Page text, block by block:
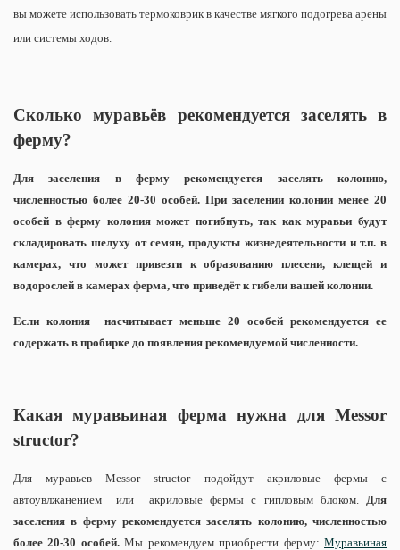
вы можете использовать термоковрик в качестве мягкого подогрева арены
или системы ходов.
Сколько муравьёв рекомендуется заселять в
ферму?
Для заселения в ферму рекомендуется заселять колонию,
численностью более 20-30 особей. При заселении колонии менее 20
особей в ферму колония может погибнуть, так как муравьи будут
складировать шелуху от семян, продукты жизнедеятельности и т.п. в
камерах, что может привезти к образованию плесени, клещей и
водорослей в камерах ферма, что приведёт к гибели вашей колонии.
Если колония насчитывает меньше 20 особей рекомендуется ее
содержать в пробирке до появления рекомендуемой численности.
Какая муравьиная ферма нужна для Messor
structor?
Для муравьев Messor structor подойдут акриловые фермы с
автоувлжанением или акриловые фермы с гипловым блоком. Для
заселения в ферму рекомендуется заселять колонию, численностью
более 20-30 особей.Мы рекомендуем приобрести ферму:Муравьиная